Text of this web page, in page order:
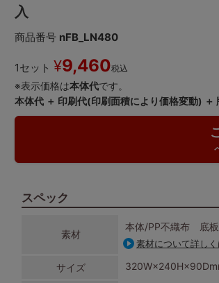
入
商品番号 nFB_LN480
1セット ¥9,460税込
※表示価格は本体代です。
本体代 ＋ 印刷代(印刷面積により価格変動) ＋
スペック
素材
本体/PP不織布 底
素材について詳し
サイズ